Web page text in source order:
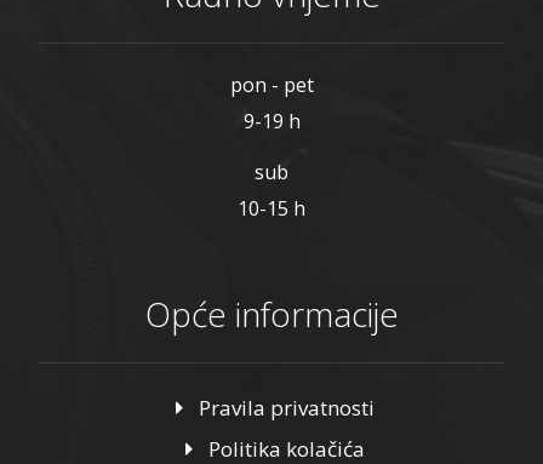
pon - pet
9-19 h
sub
10-15 h
Opće informacije
Pravila privatnosti
Politika kolačića